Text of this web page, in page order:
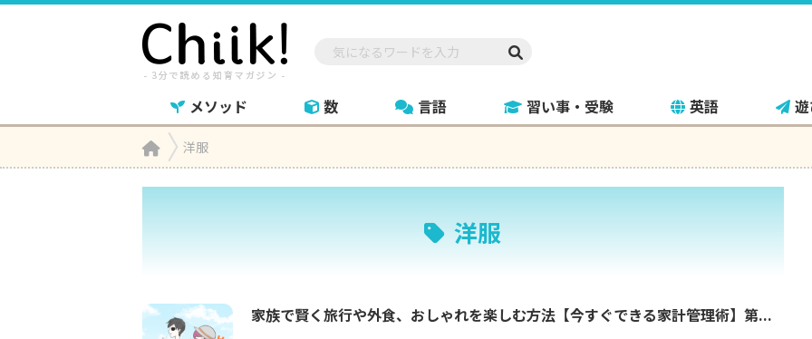
メソッド 数 言語 習い事・受験 英語
Home洋服
洋服
家族で賢く旅行や外食、おしゃれを楽しむ方法【今すぐできる家計管理術】第...